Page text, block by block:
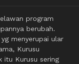
program
berubah.
menyerupai ular
Kurusu
itu Kurusu sering